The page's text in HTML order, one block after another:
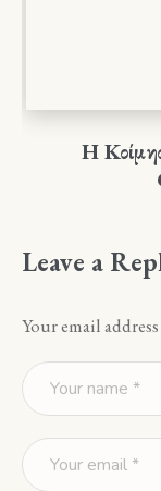
Η
Leave a
Your email